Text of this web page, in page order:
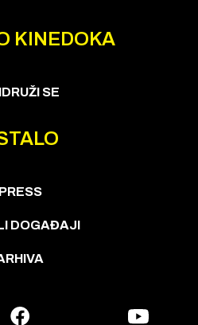
KINEDOKA
SE
PRESS
DOGAĐAJI